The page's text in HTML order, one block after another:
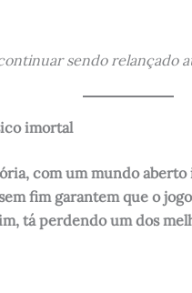
sendo relançado
imortal
com um mundo
fim garantem que o
tá perdendo um dos